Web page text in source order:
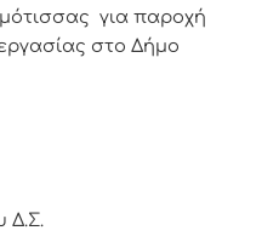
για παροχή
στο Δήμο
Δ.Σ.